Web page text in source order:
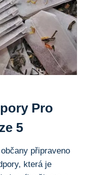
Pro
5
připraveno
která je